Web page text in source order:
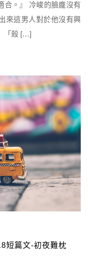
合。』 冷峻的臉龐沒有
來這男人對於他沒有興
「殺 […]
短篇文-初夜難枕